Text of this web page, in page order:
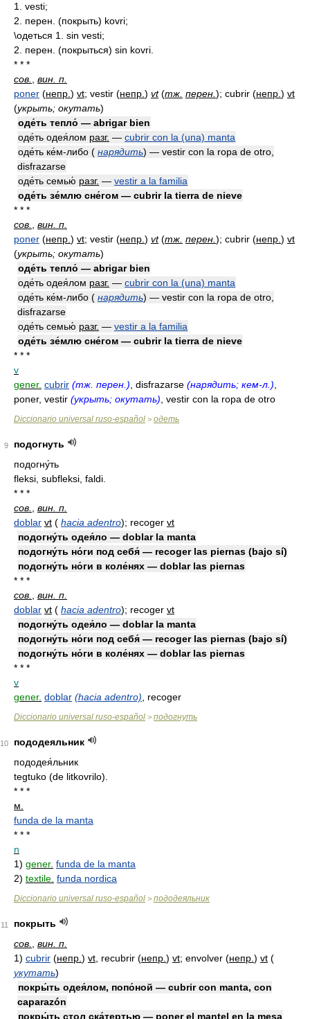
1. vesti;
2. перен. (покрыть) kovri;
\одеться 1. sin vesti;
2. перен. (покрыться) sin kovri.
* * *
сов.
вин. п.
poner (непр. ) vt; vestir (непр. ) vt(тж. перен. ); cubrir (непр. ) vt
(укрыть; окутать)
оде́ть тепло́ — abrigar bien
оде́ть одея́лом разг. — cubrir con la (una) manta
оде́ть ке́м-либо ( нарядить) — vestir con la ropa de otro,
disfrazarse
оде́ть семью́ разг. — vestir a la familia
оде́ть зе́млю сне́гом — cubrir la tierra de nieve
* * *
сов.
вин. п.
poner (непр. ) vt; vestir (непр. ) vt(тж. перен. ); cubrir (непр. ) vt
(укрыть; окутать)
оде́ть тепло́ — abrigar bien
оде́ть одея́лом разг. — cubrir con la (una) manta
оде́ть ке́м-либо ( нарядить) — vestir con la ropa de otro,
disfrazarse
оде́ть семью́ разг. — vestir a la familia
оде́ть зе́млю сне́гом — cubrir la tierra de nieve
* * *
v
gener. cubrir (тж. перен.) , disfrazarse (нарядить; кем-л.)
poner, vestir (укрыть; окутать) , vestir con la ropa de otro
Diccionario universal ruso-español > одеть
9
подогнуть
подогну́ть
fleksi, subfleksi, faldi.
* * *
сов.
вин. п.
doblar vt ( hacia adentro); recoger vt
подогну́ть одея́ло — doblar la manta
подогну́ть но́ги под себя́ — recoger las piernas (bajo sí)
подогну́ть но́ги в коле́нях — doblar las piernas
* * *
сов.
вин. п.
doblar vt ( hacia adentro); recoger vt
подогну́ть одея́ло — doblar la manta
подогну́ть но́ги под себя́ — recoger las piernas (bajo sí)
подогну́ть но́ги в коле́нях — doblar las piernas
* * *
v
gener. doblar (hacia adentro) , recoger
Diccionario universal ruso-español > подогнуть
10
пододеяльник
пододея́льник
tegtuko (de litkovrilo).
* * *
м.
funda de la manta
* * *
n
1) gener. funda de la manta
2) textile. funda nordica
Diccionario universal ruso-español > пододеяльник
11
покрыть
сов.
вин. п.
1) cubrir (непр. ) vt , recubrir (непр. ) vt; envolver (непр. ) vt (
укутать)
покры́ть одея́лом, попо́ной — cubrir con manta, con
caparazón
покры́ть стол ска́тертью — poner el mantel en la mesa